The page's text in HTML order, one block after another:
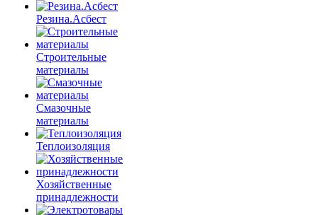
Резина.Асбест
Строительные
материалы
Смазочные
материалы
Теплоизоляция
Хозяйственные
принадлежности